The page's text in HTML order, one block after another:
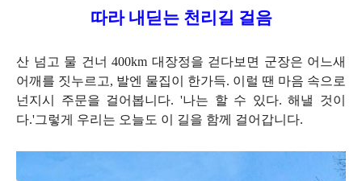
따라 내딛는 천리길 걸음
산 넘고 물 건너 400km 대장정을 걷다보면 군장은 어느새
어깨를 짓누르고, 발엔 물집이 한가득. 이럴 땐 마음 속으로
넌지시 주문을 걸어봅니다. '나는 할 수 있다. 해낼 것이
다.'그렇게 우리는 오늘도 이 길을 함께 걸어갑니다.